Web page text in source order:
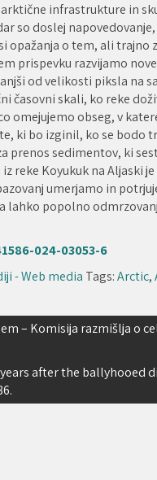
infrastrukture in
so doslej
opažanja o tem, ali
prispevku razvijamo
od velikosti piksla na
časovni skali, ko reke
omejujemo obseg, v
ki bo izginil, ko se bodo
sedimentov, ki
reke Koyukuk na Aljaski
umerjamo in
lahko popolno
024-03053-6
- Web media Tags:Arctic,
– Komisija razmišlja o
after the